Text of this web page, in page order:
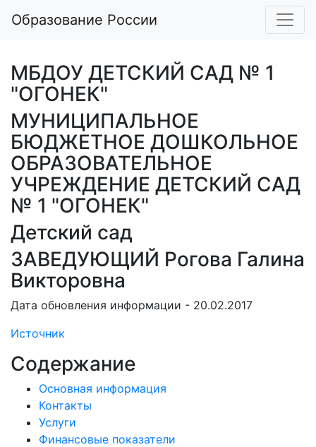
Образование России
МБДОУ ДЕТСКИЙ САД № 1
"ОГОНЕК"
МУНИЦИПАЛЬНОЕ
БЮДЖЕТНОЕ ДОШКОЛЬНОЕ
ОБРАЗОВАТЕЛЬНОЕ
УЧРЕЖДЕНИЕ ДЕТСКИЙ САД
№ 1 "ОГОНЕК"
Детский сад
ЗАВЕДУЮЩИЙ Рогова Галина
Викторовна
Дата обновления информации - 20.02.2017
Источник
Содержание
Основная информация
Контакты
Услуги
Финансовые показатели